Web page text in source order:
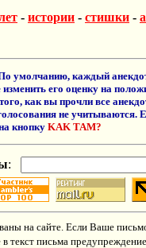
- истории - стишки -
умолчанию, каждый
его оценку на
как вы прочли все
не учитываются.
кнопкуKAK TAM?
:
на сайте. Если Ваше
текст письма